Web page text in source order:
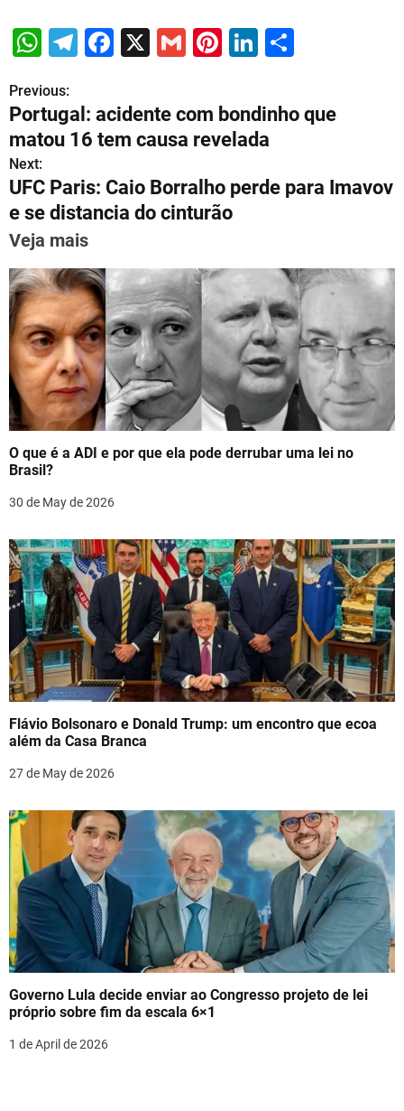
W
at
s
p
p
T
e
gr
m
F
c
e
o
o
X
G
l
Pi
er
e
Li
k
e
n
e
P
o
s
t
n
a
v
i
g
a
t
i
o
n
Previous:
Portugal: acidente com bondinho que
matou 16 tem causa revelada
Next:
UFC Paris: Caio Borralho perde para Imavov
e se distancia do cinturão
Veja mais
O que é a ADI e por que ela pode derrubar uma lei no
Brasil?
30 de May de 2026
Flávio Bolsonaro e Donald Trump: um encontro que ecoa
além da Casa Branca
27 de May de 2026
Governo Lula decide enviar ao Congresso projeto de lei
próprio sobre fim da escala 6×1
1 de April de 2026